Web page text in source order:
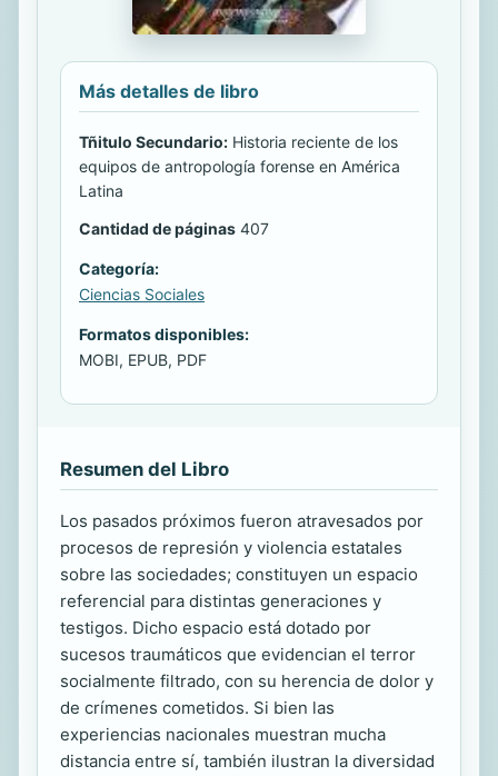
Más detalles de libro
Tñitulo Secundario: Historia reciente de los
equipos de antropología forense en América
Latina
Cantidad de páginas 407
Categoría:
Ciencias Sociales
Formatos disponibles:
MOBI, EPUB, PDF
Resumen del Libro
Los pasados próximos fueron atravesados por
procesos de represión y violencia estatales
sobre las sociedades; constituyen un espacio
referencial para distintas generaciones y
testigos. Dicho espacio está dotado por
sucesos traumáticos que evidencian el terror
socialmente filtrado, con su herencia de dolor y
de crímenes cometidos. Si bien las
experiencias nacionales muestran mucha
distancia entre sí, también ilustran la diversidad